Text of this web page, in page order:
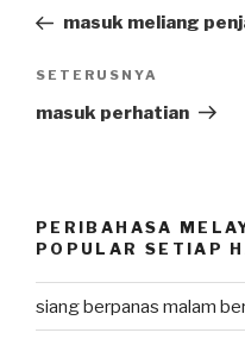
Postmasuk meliang
Next
Post
SETERUSNYA
masuk perhatian
PERIBAHASA
POPULAR SETIAP
siang berpanas malam